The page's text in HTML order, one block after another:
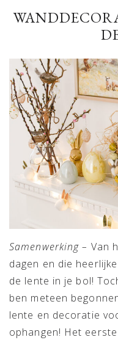
Samenwerking – Van
dagen en die
de lente in je bol!
ben meteen
lente en decoratie
ophangen! Het